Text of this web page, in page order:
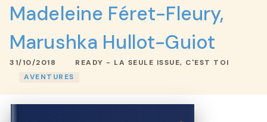
Madeleine Féret-Fleury,
Marushka Hullot-Guiot
31/10/2018
READY - LA SEULE ISSUE, C'EST TOI
AVENTURES